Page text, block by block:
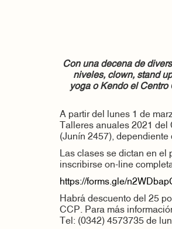
Con una decena de
niveles, clown, stand
yogao Kendo el Centro
A partir del lunes 1 de
Talleres anuales 2021
(Junín 2457),
Las clases se dictan en el
inscribirse on-line
https://forms.gle/
Habrá descuento del 25
CCP. Para más
Tel: (0342) 4573735 de